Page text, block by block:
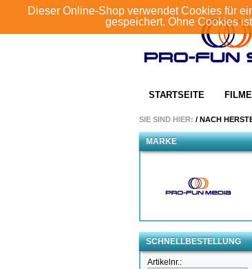
Dieser Online-Shop verwendet Cookies für
gespeichert. Ohne Cookies
STARTSEITE FILME
SIE SIND HIER: / NACH
MARKE
SCHNELLBESTELLUNG
Artikelnr.: